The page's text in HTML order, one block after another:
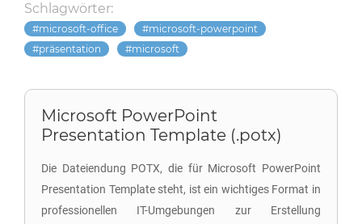
Schlagwörter:
microsoft-office
microsoft-powerpoint
präsentation
microsoft
Microsoft PowerPoint
Presentation Template (.potx)
Die Dateiendung POTX, die für Microsoft PowerPoint
Presentation Template steht, ist ein wichtiges Format in
professionellen IT-Umgebungen zur Erstellung